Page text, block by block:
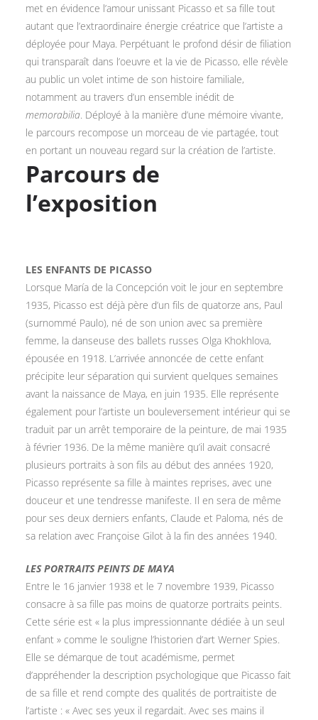
met en évidence l’amour unissant Picasso et sa fille tout
autant que l’extraordinaire énergie créatrice que l’artiste a
déployée pour Maya. Perpétuant le profond désir de filiation
qui transparaît dans l’oeuvre et la vie de Picasso, elle révèle
au public un volet intime de son histoire familiale,
notamment au travers d’un ensemble inédit de
memorabilia . Déployé à la manière d’une mémoire vivante,
le parcours recompose un morceau de vie partagée, tout
en portant un nouveau regard sur la création de l’artiste.
Parcours de
l’exposition
LES ENFANTS DE PICASSO
Lorsque María de la Concepción voit le jour en septembre
1935, Picasso est déjà père d’un fils de quatorze ans, Paul
(surnommé Paulo), né de son union avec sa première
femme, la danseuse des ballets russes Olga Khokhlova,
épousée en 1918. L’arrivée annoncée de cette enfant
précipite leur séparation qui survient quelques semaines
avant la naissance de Maya, en juin 1935. Elle représente
également pour l’artiste un bouleversement intérieur qui se
traduit par un arrêt temporaire de la peinture, de mai 1935
à février 1936. De la même manière qu’il avait consacré
plusieurs portraits à son fils au début des années 1920,
Picasso représente sa fille à maintes reprises, avec une
douceur et une tendresse manifeste. Il en sera de même
pour ses deux derniers enfants, Claude et Paloma, nés de
sa relation avec Françoise Gilot à la fin des années 1940.
LES PORTRAITS PEINTS DE MAYA
Entre le 16 janvier 1938 et le 7 novembre 1939, Picasso
consacre à sa fille pas moins de quatorze portraits peints.
Cette série est « la plus impressionnante dédiée à un seul
enfant » comme le souligne l’historien d’art Werner Spies.
Elle se démarque de tout académisme, permet
d’appréhender la description psychologique que Picasso fait
de sa fille et rend compte des qualités de portraitiste de
l’artiste : « Avec ses yeux il regardait. Avec ses mains il